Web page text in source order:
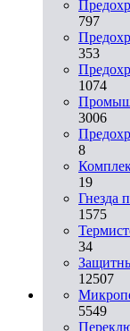
797
353
1074
3006
8
19
Гнезда
1575
34
12507
5549